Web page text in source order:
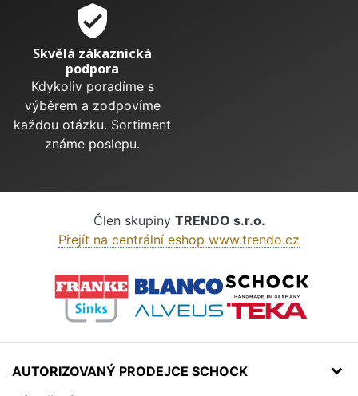
verified_user
Skvělá zákaznická
podpora
Kdykoliv poradíme s
výběrem a zodpovíme
každou otázku. Sortiment
známe poslepu.
Člen skupiny TRENDO s.r.o.
Přejít na centrální eshop www.trendo.cz
AUTORIZOVANÝ PRODEJCE SCHOCK